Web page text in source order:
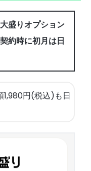
盛りオプション
約時に初月は日
1,980円(税込)も日